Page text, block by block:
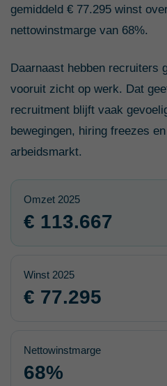
gemiddeld € 77.295 winst
nettowinstmarge van 68%.
Daarnaast hebben recruiters
vooruit zicht op werk. Dat
recruitment blijft vaak
bewegingen, hiring freezes
arbeidsmarkt.
Omzet 2025
€ 113.667
Winst 2025
€ 77.295
Nettowinstmarge
68%